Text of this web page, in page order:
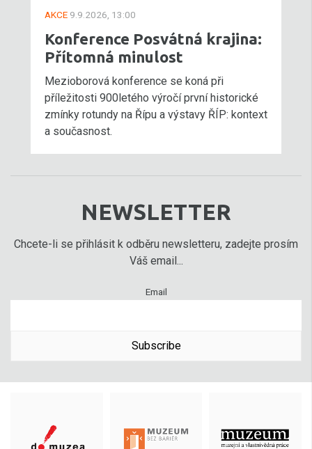
AKCE 9.9.2026, 13:00
Konference Posvátná krajina:
Přítomná minulost
Mezioborová konference se koná při
příležitosti 900letého výročí první historické
zmínky rotundy na Řípu a výstavy ŘÍP: kontext
a současnost.
NEWSLETTER
Chcete-li se přihlásit k odběru newsletteru, zadejte prosím
Váš email...
Email
Subscribe